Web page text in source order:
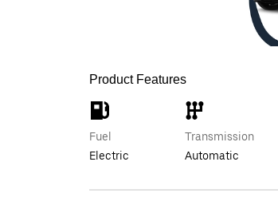
Product Features
Fuel
Electric
Transmission
Automatic